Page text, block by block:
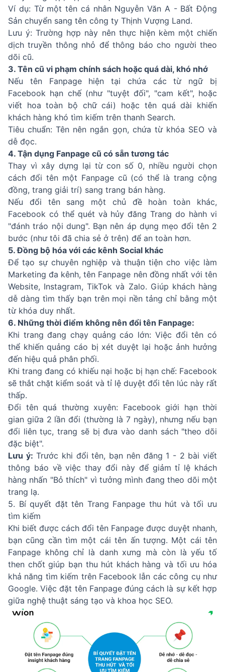
Ví dụ: Từ một tên cá nhân Nguyễn Văn A - Bất Động
Sản chuyển sang tên công ty Thịnh Vượng Land.
Lưu ý: Trường hợp này nên thực hiện kèm một chiến
dịch truyền thông nhỏ để thông báo cho người theo
dõi cũ.
3. Tên cũ vi phạm chính sách hoặc quá dài, khó nhớ
Nếu tên Fanpage hiện tại chứa các từ ngữ bị
Facebook hạn chế (như "tuyệt đối", "cam kết", hoặc
viết hoa toàn bộ chữ cái) hoặc tên quá dài khiến
khách hàng khó tìm kiếm trên thanh Search.
Tiêu chuẩn: Tên nên ngắn gọn, chứa từ khóa SEO và
dễ đọc.
4. Tận dụng Fanpage cũ có sẵn tương tác
Thay vì xây dựng lại từ con số 0, nhiều người chọn
cách đổi tên một Fanpage cũ (có thể là trang cộng
đồng, trang giải trí) sang trang bán hàng.
Nếu đổi tên sang một chủ đề hoàn toàn khác,
Facebook có thể quét và hủy đăng Trang do hành vi
"đánh tráo nội dung". Bạn nên áp dụng mẹo đổi tên 2
bước (như tôi đã chia sẻ ở trên) để an toàn hơn.
5. Đồng bộ hóa với các kênh Social khác
Để tạo sự chuyên nghiệp và thuận tiện cho việc làm
Marketing đa kênh, tên Fanpage nên đồng nhất với tên
Website, Instagram, TikTok và Zalo. Giúp khách hàng
dễ dàng tìm thấy bạn trên mọi nền tảng chỉ bằng một
từ khóa duy nhất.
6. Những thời điểm không nên đổi tên Fanpage:
Khi trang đang chạy quảng cáo lớn: Việc đổi tên có
thể khiến quảng cáo bị xét duyệt lại hoặc ảnh hưởng
đến hiệu quả phân phối.
Khi trang đang có khiếu nại hoặc bị hạn chế: Facebook
sẽ thắt chặt kiểm soát và tỉ lệ duyệt đổi tên lúc này rất
thấp.
Đổi tên quá thường xuyên: Facebook giới hạn thời
gian giữa 2 lần đổi (thường là 7 ngày), nhưng nếu bạn
đổi liên tục, trang sẽ bị đưa vào danh sách "theo dõi
đặc biệt".
Lưu ý: Trước khi đổi tên, bạn nên đăng 1 - 2 bài viết
thông báo về việc thay đổi này để giảm tỉ lệ khách
hàng nhấn "Bỏ thích" vì tưởng mình đang theo dõi một
trang lạ.
5. Bí quyết đặt tên Trang Fanpage thu hút và tối ưu
tìm kiếm
Khi biết được cách đổi tên Fanpage được duyệt nhanh,
bạn cũng cần tìm một cái tên ấn tượng. Một cái tên
Fanpage không chỉ là danh xưng mà còn là yếu tố
then chốt giúp bạn thu hút khách hàng và tối ưu hóa
khả năng tìm kiếm trên Facebook lẫn các công cụ như
Google. Việc đặt tên Fanpage đúng cách là sự kết hợp
giữa nghệ thuật sáng tạo và khoa học SEO.